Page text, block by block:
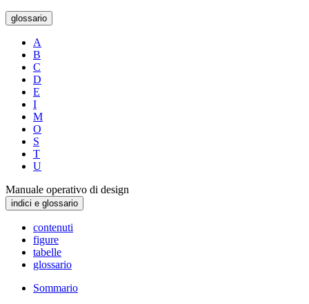
glossario
A
B
C
D
E
I
M
O
S
T
U
Manuale operativo di design
indici e glossario
contenuti
figure
tabelle
glossario
Sommario